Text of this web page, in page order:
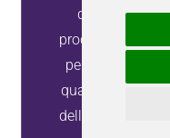
di
prodotti
per la
qualità
dell'energia